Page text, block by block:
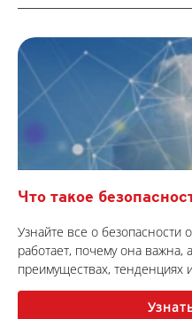
Что такое
Узнайте все о безопасности
работает, почему она важна,
преимуществах, тенденциях